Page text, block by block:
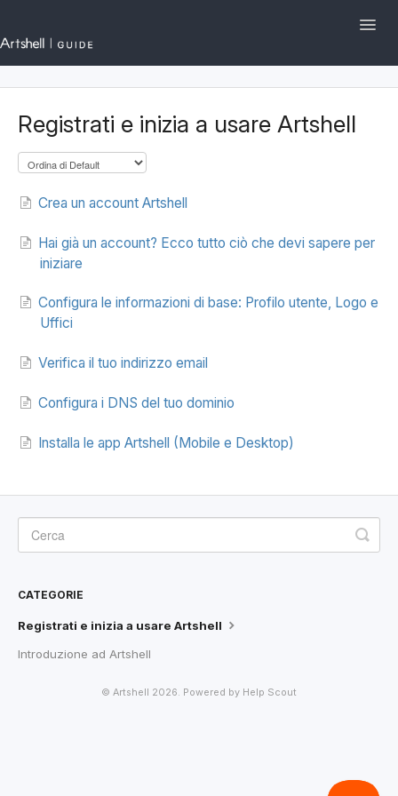
Artshell.eu
I primi passi su Artshell
Sezioni e Funzionalità
Registrati e inizia a usare Artshell
Crea un account Artshell
Hai già un account? Ecco tutto ciò che devi sapere per
iniziare
Configura le informazioni di base: Profilo utente, Logo e
Uffici
Verifica il tuo indirizzo email
Configura i DNS del tuo dominio
Installa le app Artshell (Mobile e Desktop)
CATEGORIE
Registrati e inizia a usare Artshell
Introduzione ad Artshell
© Artshell 2026. Powered by Help Scout